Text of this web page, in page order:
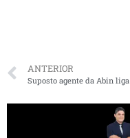
ANTERIOR